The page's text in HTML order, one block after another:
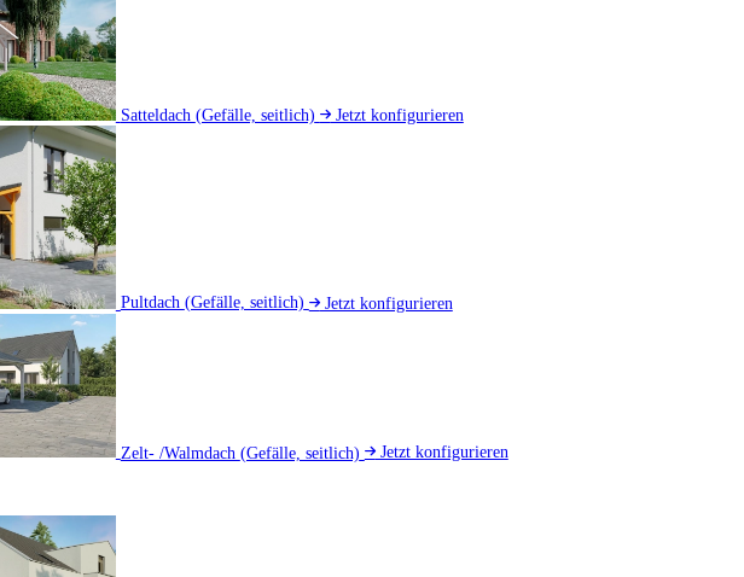
Satteldach (Gefälle, seitlich) Jetzt konfigurieren
Pultdach (Gefälle, seitlich) Jetzt konfigurieren
Zelt- /Walmdach (Gefälle, seitlich)
Jetzt konfigurieren